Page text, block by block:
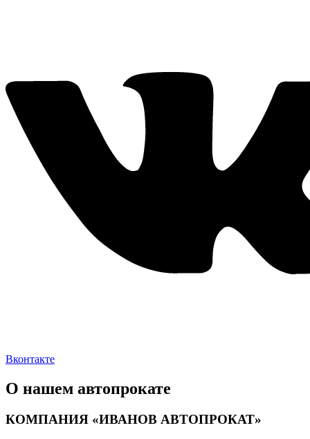
Вконтакте
О нашем автопрокате
КОМПАНИЯ «ИВАНОВ АВТОПРОКАТ»